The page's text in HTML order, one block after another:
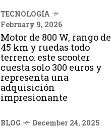
TECNOLOGÍA
February 9, 2026
Motor de 800 W, rango de
45 km y ruedas todo
terreno: este scooter
cuesta solo 300 euros y
representa una
adquisición
impresionante
BLOG December 24, 2025